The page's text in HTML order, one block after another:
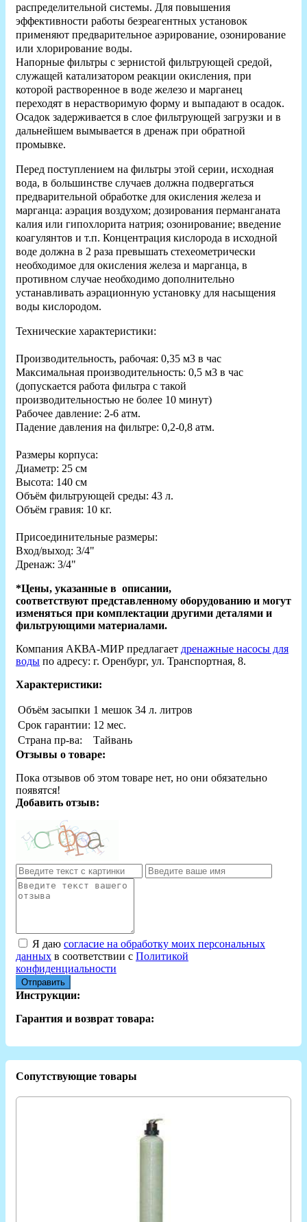
распределительной системы. Для повышения
эффективности работы безреагентных установок
применяют предварительное аэрирование, озонирование
или хлорирование воды.
Напорные фильтры с зернистой фильтрующей средой,
служащей катализатором реакции окисления, при
которой растворенное в воде железо и марганец
переходят в нерастворимую форму и выпадают в осадок.
Осадок задерживается в слое фильтрующей загрузки и в
дальнейшем вымывается в дренаж при обратной
промывке.
Перед поступлением на фильтры этой серии, исходная
вода, в большинстве случаев должна подвергаться
предварительной обработке для окисления железа и
марганца: аэрация воздухом; дозирования перманганата
калия или гипохлорита натрия; озонирование; введение
коагулянтов и т.п. Концентрация кислорода в исходной
воде должна в 2 раза превышать стехеометрически
необходимое для окисления железа и марганца, в
противном случае необходимо дополнительно
устанавливать аэрационную установку для насыщения
воды кислородом.
Технические характеристики:
Производительность, рабочая: 0,35 м3 в час
Максимальная производительность: 0,5 м3 в час
(допускается работа фильтра с такой
производительностью не более 10 минут)
Рабочее давление: 2-6 атм.
Падение давления на фильтре: 0,2-0,8 атм.
Размеры корпуса:
Диаметр: 25 см
Высота: 140 см
Объём фильтрующей среды: 43 л.
Объём гравия: 10 кг.
Присоединительные размеры:
Вход/выход: 3/4"
Дренаж: 3/4"
*Цены, указанные в описании,
соответствуют представленному оборудованию и могут
изменяться при комплектации другими деталями и
фильтрующими материалами.
Компания АКВА-МИР предлагает дренажные насосы для
воды по адресу: г. Оренбург, ул. Транспортная, 8.
Характеристики:
Объём засыпки 1 мешок 34 л. литров
Срок гарантии: 12 мес.
Страна пр-ва:
Тайвань
Отзывы о товаре:
Пока отзывов об этом товаре нет, но они обязательно
появятся!
Добавить отзыв:
Я даю согласие на обработку моих персональных
данных в соответствии с Политикой
конфиденциальности
Отправить
Инструкции:
Гарантия и возврат товара:
Сопутствующие товары